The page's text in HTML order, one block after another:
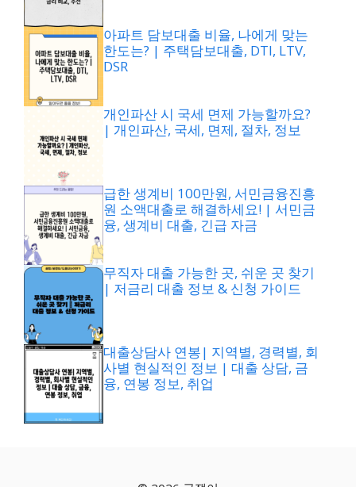
아파트 담보대출 비율, 나에게 맞는
한도는? | 주택담보대출, DTI, LTV,
DSR
개인파산 시 국세 면제 가능할까요?
| 개인파산, 국세, 면제, 절차, 정보
급한 생계비 100만원, 서민금융진흥
원 소액대출로 해결하세요! | 서민금
융, 생계비 대출, 긴급 자금
무직자 대출 가능한 곳, 쉬운 곳 찾기
| 저금리 대출 정보 & 신청 가이드
대출상담사 연봉| 지역별, 경력별, 회
사별 현실적인 정보 | 대출 상담, 금
융, 연봉 정보, 취업